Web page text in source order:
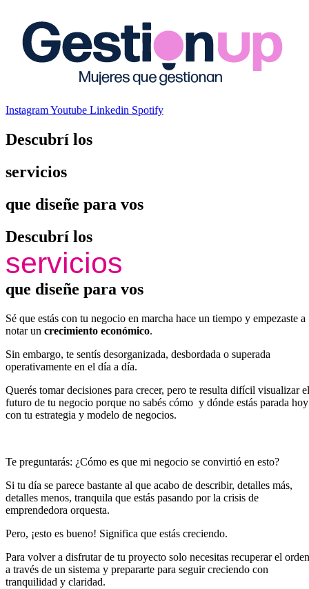
InstagramYoutube Linkedin Spotify
Descubrí los
servicios
que diseñe para vos
Descubrí los
servicios
que diseñe para vos
Sé que estás con tu negocio en marcha hace un tiempo y empezaste a
notar un crecimiento económico.
Sin embargo, te sentís desorganizada, desbordada o superada
operativamente en el día a día.
Querés tomar decisiones para crecer, pero te resulta difícil visualizar el
futuro de tu negocio porque no sabés cómo y dónde estás parada hoy
con tu estrategia y modelo de negocios.
Te preguntarás: ¿Cómo es que mi negocio se convirtió en esto?
Si tu día se parece bastante al que acabo de describir, detalles más,
detalles menos, tranquila que estás pasando por la crisis de
emprendedora orquesta.
Pero, ¡esto es bueno! Significa que estás creciendo.
Para volver a disfrutar de tu proyecto solo necesitas recuperar el orden
a través de un sistema y prepararte para seguir creciendo con
tranquilidad y claridad.